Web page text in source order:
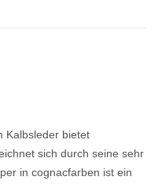
Kalbsleder bietet
sich durch seine sehr
in cognacfarben ist ein